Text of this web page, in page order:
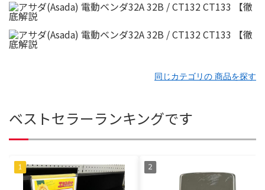
同じカテゴリの 商品を探す
ベストセラーランキングです